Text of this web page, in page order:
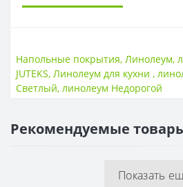
Основа
ПОВЕРХНОСТЬ
ТОЛЩИНА
ТОЛЩИНА ЗАЩИТНОГО СЛОЯ
Напольные покрытия, Линолеум,
JUTEKS, Линолеум для кухни ,
Светлый, линолеум Недорогой
Рекомендуемые
Показать